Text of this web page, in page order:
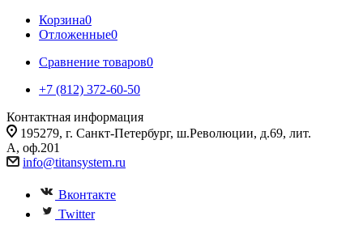
Корзина0
Отложенные0
Сравнение товаров0
+7 (812) 372-60-50
Контактная информация
195279, г. Санкт-Петербург, ш.Революции, д.69, лит.
А, оф.201
info@titansystem.ru
Вконтакте
Twitter